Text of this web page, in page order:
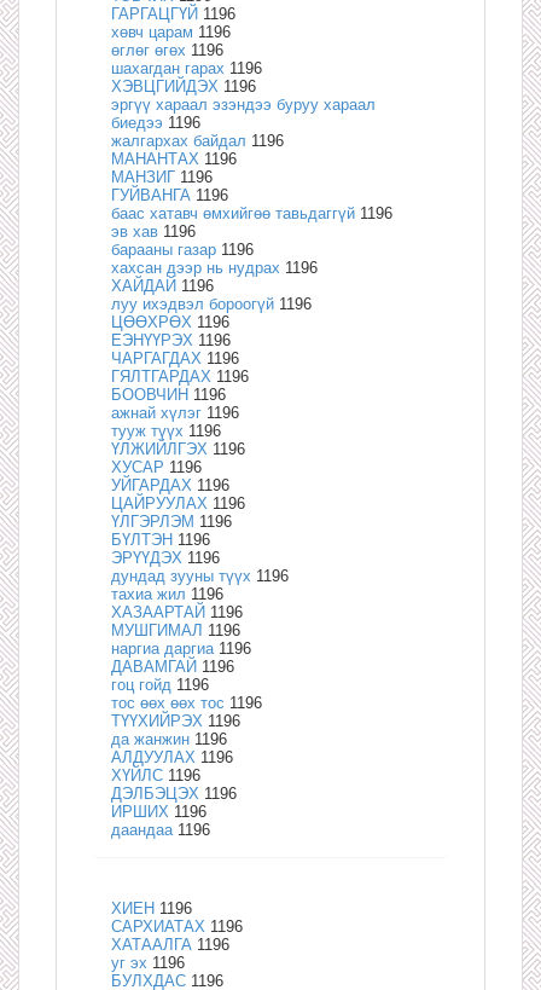
ГАРГАЦГҮЙ 1196
хөвч царам 1196
өглөг өгөх 1196
шахагдан гарах 1196
ХЭВЦГИЙДЭХ 1196
эргүү хараал эзэндээ буруу хараал
биедээ 1196
жалгархах байдал 1196
МАНАНТАХ 1196
МАНЗИГ 1196
ГУЙВАНГА 1196
баас хатавч өмхийгөө тавьдаггүй 1196
эв хав 1196
барааны газар 1196
хахсан дээр нь нудрах 1196
ХАЙДАЙ 1196
луу ихэдвэл бороогүй 1196
ЦӨӨХРӨХ 1196
ЕЭНҮҮРЭХ 1196
ЧАРГАГДАХ 1196
ГЯЛТГАРДАХ 1196
БООВЧИН 1196
ажнай хүлэг 1196
тууж түүх 1196
ҮЛЖИЙЛГЭХ 1196
ХУСАР 1196
УЙГАРДАХ 1196
ЦАЙРУУЛАХ 1196
ҮЛГЭРЛЭМ 1196
БҮЛТЭН 1196
ЭРҮҮДЭХ 1196
дундад зууны түүх 1196
тахиа жил 1196
ХАЗААРТАЙ 1196
МУШГИМАЛ 1196
наргиа даргиа 1196
ДАВАМГАЙ 1196
гоц гойд 1196
тос өөх өөх тос 1196
ТҮҮХИЙРЭХ 1196
да жанжин 1196
АЛДУУЛАХ 1196
ХҮЙЛС 1196
ДЭЛБЭЦЭХ 1196
ИРШИХ 1196
даандаа 1196
ХИЕН 1196
САРХИАТАХ 1196
ХАТААЛГА 1196
уг эх 1196
БУЛХДАС 1196